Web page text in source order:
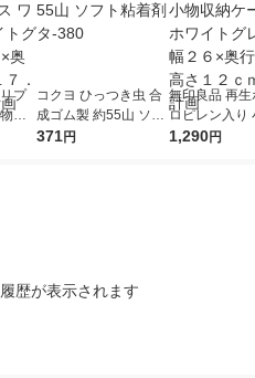
プ
収
ホ
コクヨ ひっつき虫 合
成ゴム製 約55山 ソフ
ト粘着剤 タ-380
371円
無印良品 再生
ロピレン入り
納ケース 中
1,290円
歴が表示されます